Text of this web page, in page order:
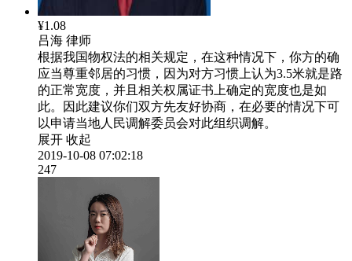
¥1.08
吕海 律师
根据我国物权法的相关规定，在这种情况下，你方的确
应当尊重邻居的习惯，因为对方习惯上认为3.5米就是路
的正常宽度，并且相关权属证书上确定的宽度也是如
此。因此建议你们双方先友好协商，在必要的情况下可
以申请当地人民调解委员会对此组织调解。
展开 收起
2019-10-08 07:02:18
247